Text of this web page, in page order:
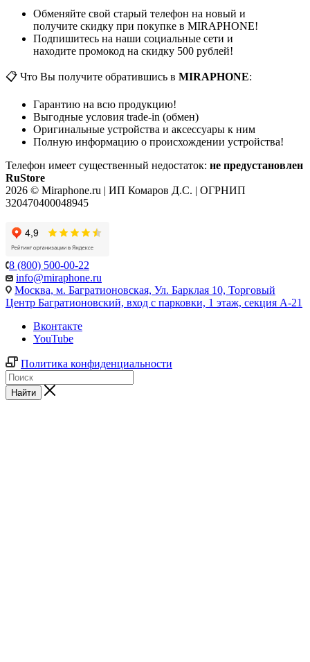
Обменяйте свой старый телефон на новый и
получите скидку при покупке в MIRAPHONE!
Подпишитесь на наши социальные сети и
находите промокод на скидку 500 рублей!
📋 Что Вы получите обратившись в MIRAPHONE:
Гарантию на всю продукцию!
Выгодные условия trade-in (обмен)
Оригинальные устройства и аксессуары к ним
Полную информацию о происхождении устройства!
Телефон имеет существенный недостаток: не предустановлен
RuStore
2026 © Miraphone.ru | ИП Комаров Д.С. | ОГРНИП
320470400048945
8 (800) 500-00-22
info@miraphone.ru
Москва, м. Багратионовская, Ул. Барклая 10, Торговый
Центр Багратионовский, вход с парковки, 1 этаж, секция А-21
Вконтакте
YouTube
Политика конфиденциальности
Найти